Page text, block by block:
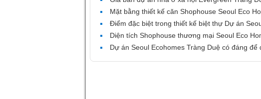
Mặt bằng thiết kế căn Shophouse Seoul Eco
Điểm đặc biệt trong thiết kế biệt thự Dự án
Diện tích Shophouse thương mại Seoul Eco
Dự án Seoul Ecohomes Tràng Duệ có đáng để